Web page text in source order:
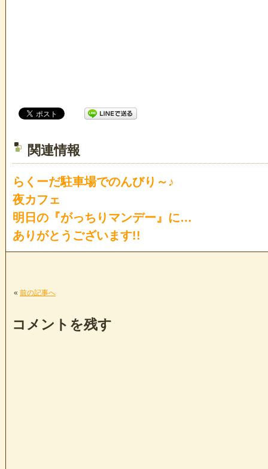
関連情報
らくーだ駐車場でのんびり～♪
夜カフェ
明日の『がっちりマンデー』に…
ありがとうございます!!
« 前の記事へ
コメントを残す